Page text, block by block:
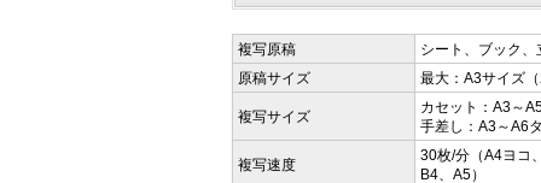
複写原稿
シート、ブック、
原稿サイズ
最大：A3サイズ
複写サイズ
カセット：A3～
手差し：A3～A6
複写速度
30枚/分（A4ヨコ
B4、A5）